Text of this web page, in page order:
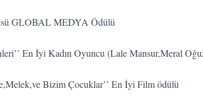
GLOBAL MEDYA Ödülü
En İyi Kadın Oyuncu (Lale Mansur,Meral
Bizim Çocuklar’’ En İyi Film ödülü